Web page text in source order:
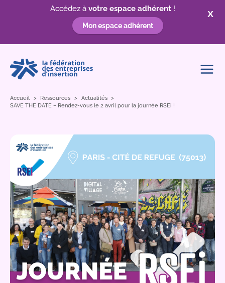
X
Accédez à votre espace adhérent!
Mon espace adhérent
contenu
Accueil Ressources
Actualités
SAVE THE DATE – Rendez-vous le 2 avril pour la journée RSEi !